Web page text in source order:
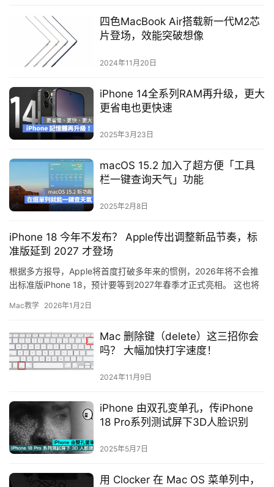
四色MacBook Air搭载新一代M2芯
片登场，效能突破想像
2024年11月20日
iPhone 14全系列RAM再升级，更大
更省电也更快速
2025年3月23日
macOS 15.2 加入了超方便「工具
栏一键查询天气」功能
2025年2月8日
iPhone 18 今年不发布？ Apple传出调整新品节奏，标
准版延到 2027 才登场
根据多方报导，Apple将首度打破多年来的惯例，2026年将不会推
出标准版iPhone 18，预计要等到2027年春季才正式亮相。 这也将
Mac教学 2026年1月2日
Mac 删除键（delete）这三招你会
吗？ 大幅加快打字速度！
2024年11月9日
iPhone 由双孔变单孔，传iPhone
18 Pro系列测试屏下3D人脸识别
2025年5月7日
用 Clocker 在 Mac OS 菜单列中，